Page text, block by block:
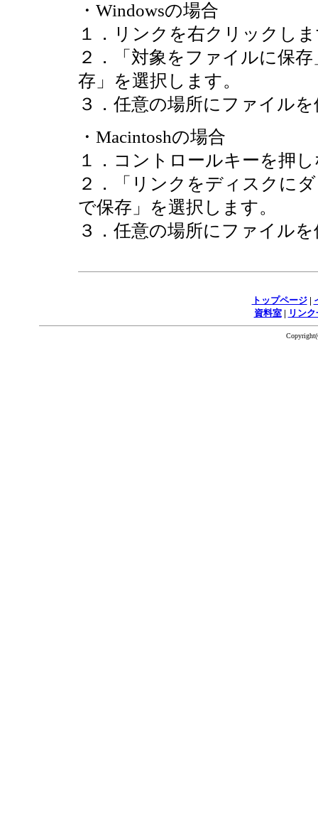
・Windowsの場合
１．リンクを右クリックし
２．「対象をファイルに保
存」を選択します。
３．任意の場所にファイル
・Macintoshの場合
１．コントロールキーを押
２．「リンクをディスクに
で保存」を選択します。
３．任意の場所にファイル
トップページ|
資料室| リン